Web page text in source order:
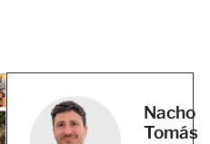
Nacho
Tomás